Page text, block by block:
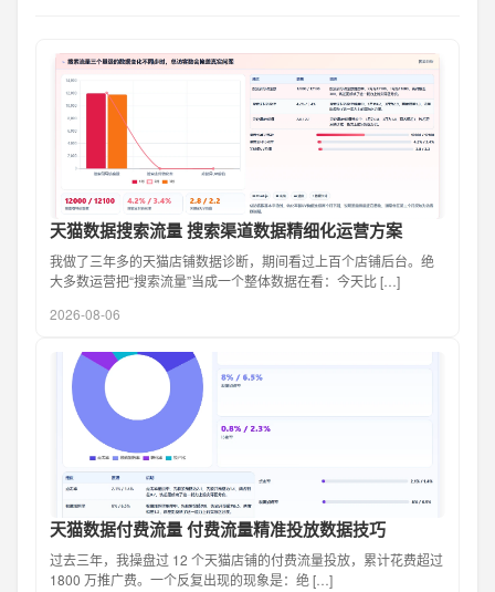
天猫数据搜索流量 搜索渠道数据精细化运营方案
我做了三年多的天猫店铺数据诊断，期间看过上百个店铺后台。绝
大多数运营把“搜索流量”当成一个整体数据在看：今天比 […]
2026-08-06
天猫数据付费流量 付费流量精准投放数据技巧
过去三年，我操盘过 12 个天猫店铺的付费流量投放，累计花费超过
1800 万推广费。一个反复出现的现象是：绝 […]